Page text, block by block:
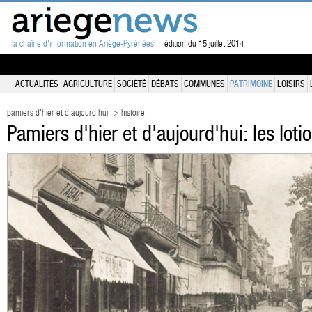
la chaîne d'information en Ariège-Pyrénées | édition du 15 juillet 2014
ACTUALITÉS AGRICULTURE SOCIÉTÉ DÉBATS COMMUNES PATRIMOINE LOISIRS
pamiers d'hier et d'aujourd'hui > histoire
Pamiers d'hier et d'aujourd'hui: les